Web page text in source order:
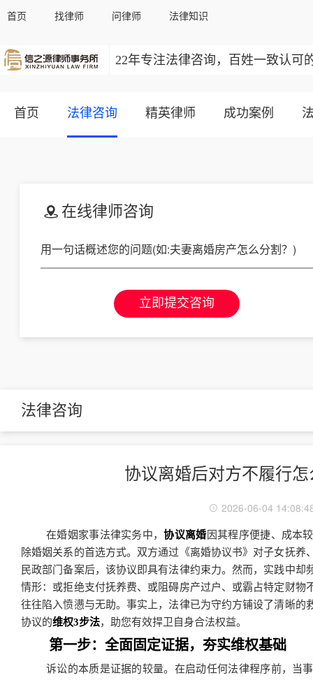
首页 找律师 问律师 法律知识
22年专注法律咨询，百姓一致认可
首页 法律咨询 精英律师 成功案例
在线律师咨询
立即提交咨询
法律咨询
协议离婚后对方不履行
2026-06-04
在婚姻家事法律实务中，协议离婚 因其程序便捷、成本
除婚姻关系的首选方式。双方通过《离婚协议书》对子女抚
民政部门备案后，该协议即具有法律约束力。然而，实践中却
情形：或拒绝支付抚养费、或阻碍房产过户、或霸占特定财
往往陷入愤懑与无助。事实上，法律已为守约方铺设了清晰的
协议的维权3步法，助您有效捍卫自身合法权益。
第一步：全面固定证据，夯实维权基础
诉讼的本质是证据的较量。在启动任何法律程序前，当